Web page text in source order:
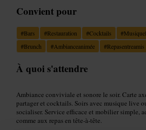
Convient pour
#Bars #Restauration #Cocktails #
#Brunch #Ambianceanimée #Repasentreamis
À quoi s'attendre
Ambiance conviviale et sonore le soir. Carte
partager et cocktails. Soirs avec musique live
socialiser. Service efficace et mobilier simple,
comme aux repas en tête‑à‑tête.